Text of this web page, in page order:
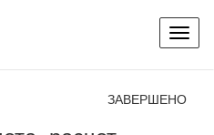
ЗАВЕРШЕНО